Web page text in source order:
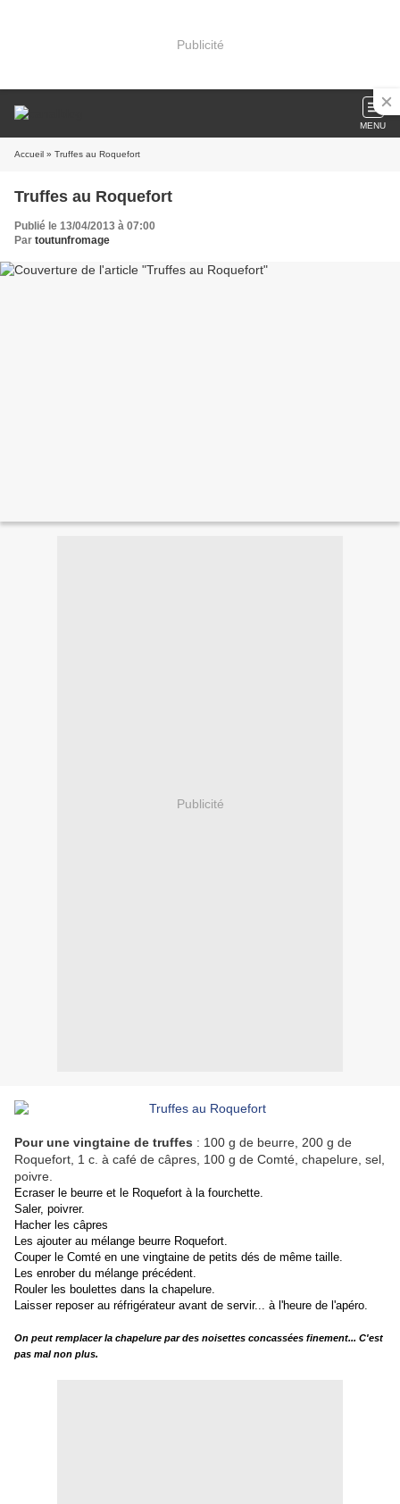
Publicité
MENU
Accueil » Truffes au Roquefort
Truffes au Roquefort
Publié le 13/04/2013 à 07:00
Par toutunfromage
Publicité
Pour une vingtaine de truffes : 100 g de beurre, 200 g de
Roquefort, 1 c. à café de câpres, 100 g de Comté, chapelure, sel,
poivre.
Ecraser le beurre et le Roquefort à la fourchette.
Saler, poivrer.
Hacher les câpres
Les ajouter au mélange beurre Roquefort.
Couper le Comté en une vingtaine de petits dés de même taille.
Les enrober du mélange précédent.
Rouler les boulettes dans la chapelure.
Laisser reposer au réfrigérateur avant de servir... à l'heure de l'apéro.
On peut remplacer la chapelure par des noisettes concassées finement... C'est
pas mal non plus.